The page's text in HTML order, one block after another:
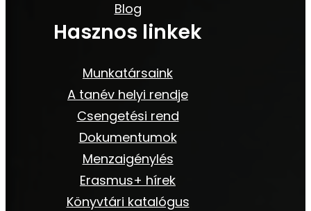
Blog
Hasznos linkek
Munkatársaink
A tanév helyi rendje
Csengetési rend
Dokumentumok
Menzaigénylés
Erasmus+ hírek
Könyvtári katalógus